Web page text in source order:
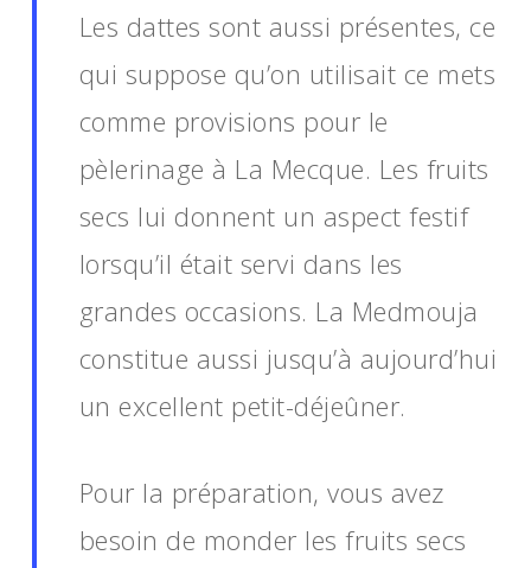
Les dattes sont aussi présentes, ce
qui suppose qu’on utilisait ce mets
comme provisions pour le
pèlerinage à La Mecque. Les fruits
secs lui donnent un aspect festif
lorsqu’il était servi dans les
grandes occasions. La Medmouja
constitue aussi jusqu’à aujourd’hui
un excellent petit-déjeûner.
Pour la préparation, vous avez
besoin de monder les fruits secs